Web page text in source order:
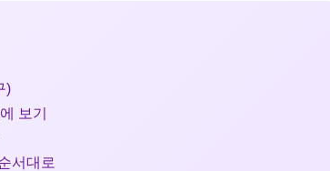
)
보기
서대로